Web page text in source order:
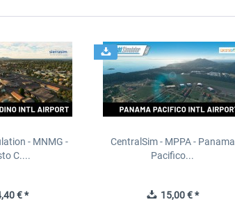
- MNMG -
C....
€ *
CentralSim - MPPA - Panama
Pacifico...
15,00 € *